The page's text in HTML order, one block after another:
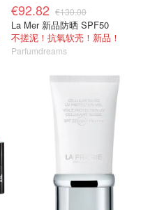
€92.82 €130.00
La Mer 新品防晒 SPF50
不搓泥！抗氧软壳！新品！
Parfumdreams